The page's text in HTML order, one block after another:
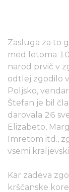
Zasluga za to
med letoma
narod prvič v
odtlej zgodilo
Poljsko,
Štefan je bil
darovala 26
Elizabeto,
Imretom itd.,
vsemi
Kar zadeva
krščanske